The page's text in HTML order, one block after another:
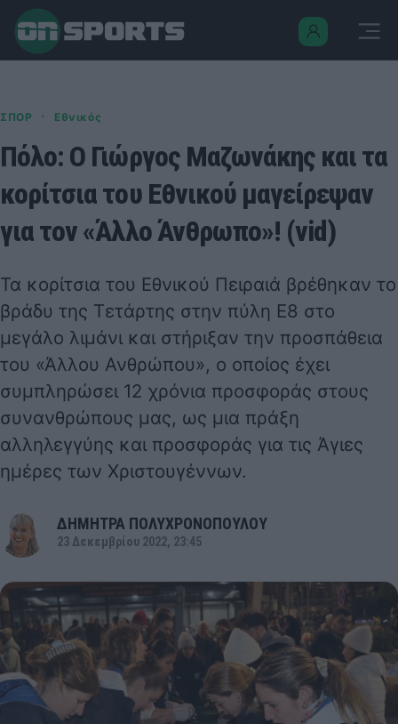
ΣΠΟΡ · Εθνικός
Πόλο: Ο Γιώργος Μαζωνάκης και τα
κορίτσια του Εθνικού μαγείρεψαν
για τον «Άλλο Άνθρωπο»! (vid)
Τα κορίτσια του Εθνικού Πειραιά βρέθηκαν το
βράδυ της Τετάρτης στην πύλη Ε8 στο
μεγάλο λιμάνι και στήριξαν την προσπάθεια
του «Άλλου Ανθρώπου», ο οποίος έχει
συμπληρώσει 12 χρόνια προσφοράς στους
συνανθρώπους μας, ως μια πράξη
αλληλεγγύης και προσφοράς για τις Άγιες
ημέρες των Χριστουγέννων.
ΔΗΜΗΤΡΑ ΠΟΛΥΧΡΟΝΟΠΟΥΛΟΥ
23 Δεκεμβρίου 2022, 23:45